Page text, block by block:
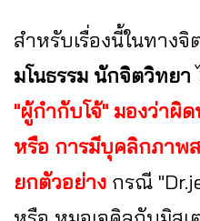
สำหรับเรื่องนี้ในทางจิ
มโนธรรม นักจิตวิทยา
"ผู้กำกับโจ้" มองว่าผิ
หรือ การมีบุคลิกภาพ
ยกตัวอย่าง กรณี